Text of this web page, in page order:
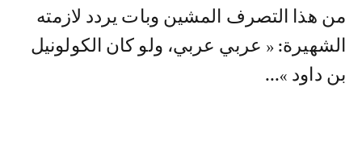
من هذا التصرف المشين وبات يردد لازمته
الشهيرة: « عربي عربي، ولو كان الكولونيل
بن داود »...